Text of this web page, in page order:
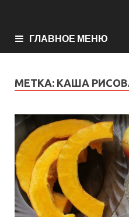
ГЛАВНОЕ МЕНЮ
МЕТКА: КАША